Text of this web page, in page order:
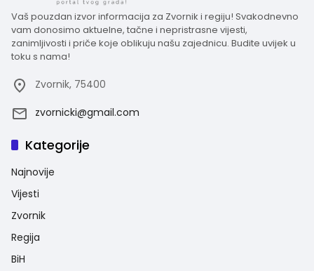
Vaš pouzdan izvor informacija za Zvornik i regiju! Svakodnevno
vam donosimo aktuelne, tačne i nepristrasne vijesti,
zanimljivosti i priče koje oblikuju našu zajednicu. Budite uvijek u
toku s nama!
Zvornik, 75400
zvornicki@gmail.com
Kategorije
Najnovije
Vijesti
Zvornik
Regija
BiH